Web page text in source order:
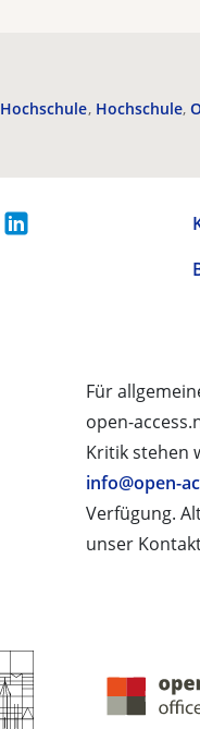
Hochschule Hochschule
Für
open-
Kritik stehen
info@open-
Verfügung.
unser